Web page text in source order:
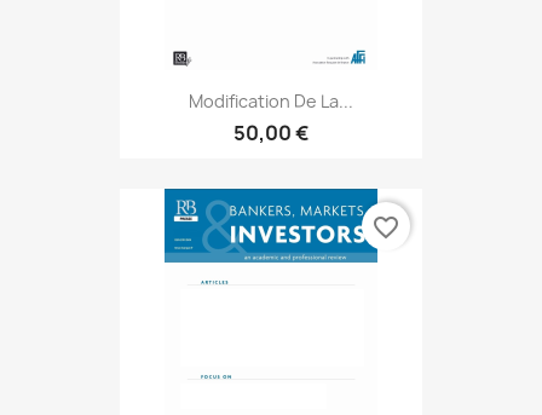
Modification De La...
50,00 €
favorite_border